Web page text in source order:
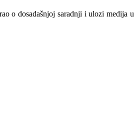
o dosadašnjoj saradnji i ulozi medija u